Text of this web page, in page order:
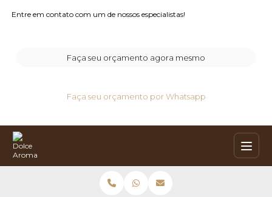
Entre em contato com um de nossos especialistas!
Faça seu orçamento agora mesmo
Faça seu orçamento por Whatsapp